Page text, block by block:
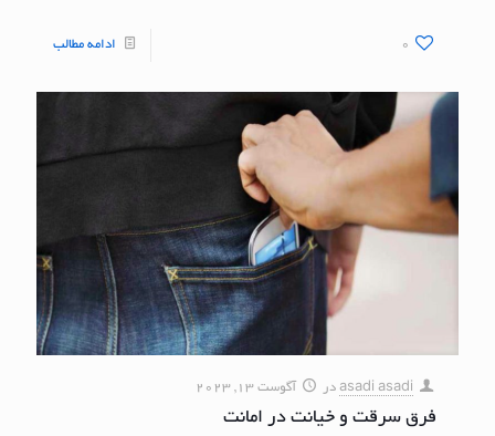
0 ادامه مطالب
asadi asadi در آگوست 13, 2023
فرق سرقت و خیانت در امانت